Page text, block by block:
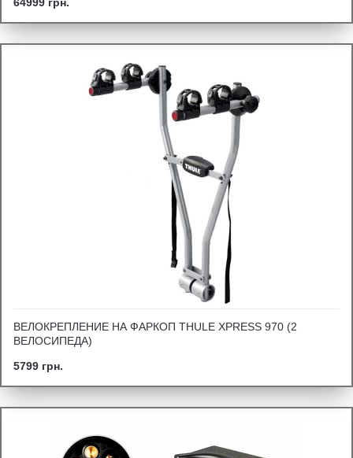
ВЕЛОКРЕПЛЕНИЕ НА ФАРКОП THULE XPRESS 970 (2
ВЕЛОСИПЕДА)
5799 грн.